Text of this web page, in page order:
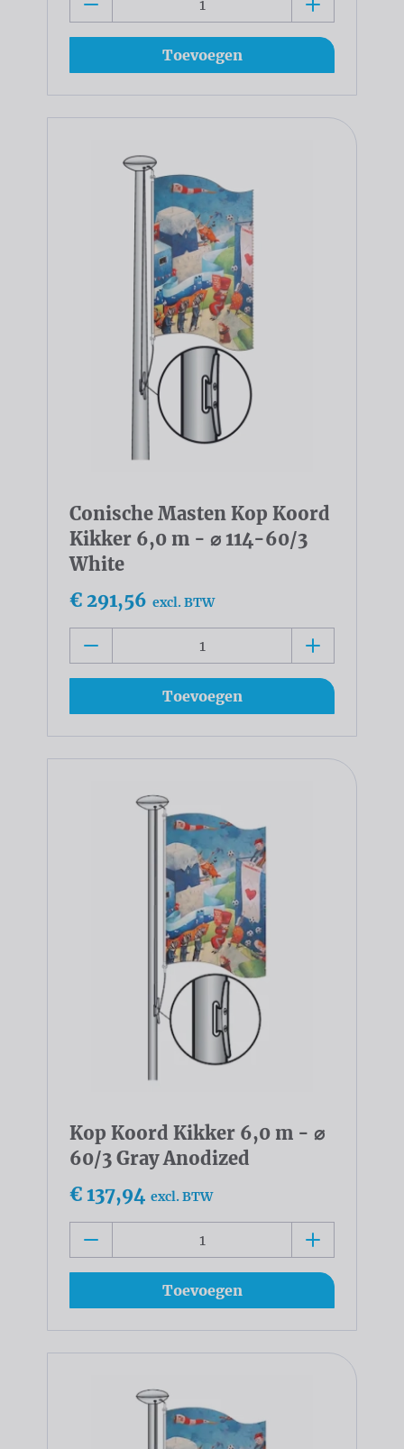
Toevoegen
Conische Masten Kop Koord
Kikker 6,0 m - ⌀ 114-60/3
White
€ 291,56 excl. BTW
Toevoegen
Kop Koord Kikker 6,0 m - ⌀
60/3 Gray Anodized
€ 137,94 excl. BTW
Toevoegen